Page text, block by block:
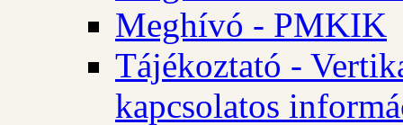
Meghívó - PMKIK
Tájékoztató -
kapcsolatos